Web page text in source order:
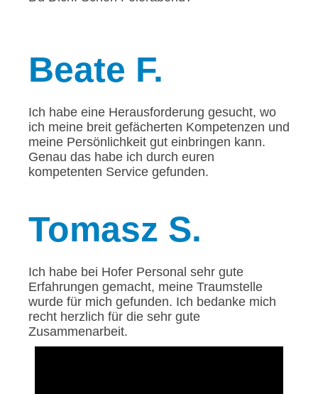
Beate F.
Ich habe eine Herausforderung gesucht, wo
ich meine breit gefächerten Kompetenzen und
meine Persönlichkeit gut einbringen kann.
Genau das habe ich durch euren
kompetenten Service gefunden.
Tomasz S.
Ich habe bei Hofer Personal sehr gute
Erfahrungen gemacht, meine Traumstelle
wurde für mich gefunden. Ich bedanke mich
recht herzlich für die sehr gute
Zusammenarbeit.